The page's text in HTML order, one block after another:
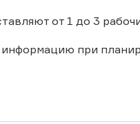
от 1 до 3
при